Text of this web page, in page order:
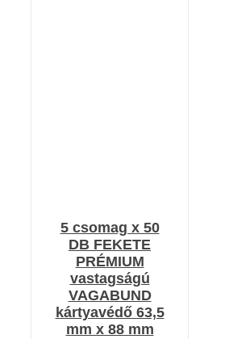
5 csomag x 50
DB FEKETE
PRÉMIUM
vastagságú
VAGABUND
kártyavédő 63,5
mm x 88 mm